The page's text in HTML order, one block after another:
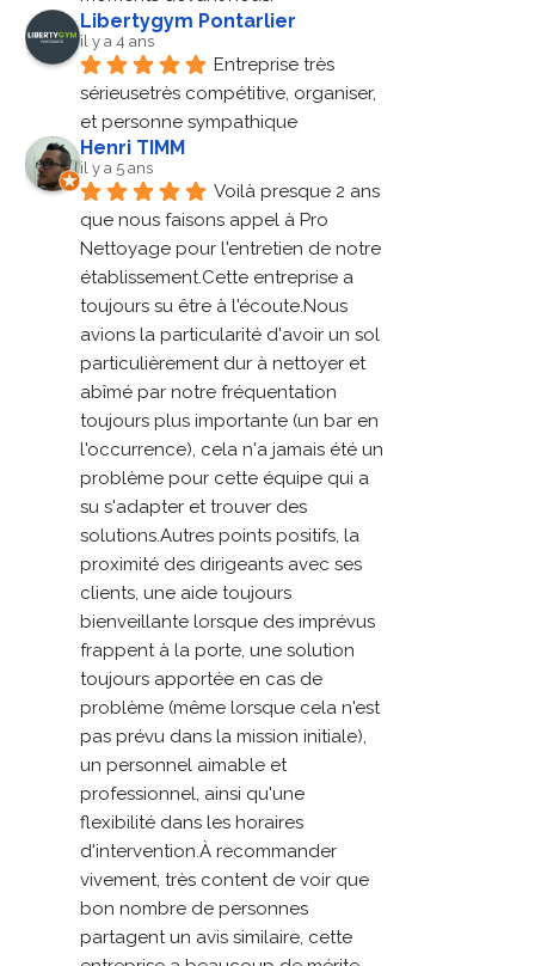
Libertygym Pontarlier
il y a 4 ans
Entreprise très
sérieusetrès compétitive, organiser,
et personne sympathique
Henri TIMM
il y a 5 ans
Voilà presque 2 ans
que nous faisons appel à Pro
Nettoyage pour l'entretien de notre
établissement.Cette entreprise a
toujours su être à l'écoute.Nous
avions la particularité d'avoir un sol
particulièrement dur à nettoyer et
abîmé par notre fréquentation
toujours plus importante (un bar en
l'occurrence), cela n'a jamais été un
problème pour cette équipe qui a
su s'adapter et trouver des
solutions.Autres points positifs, la
proximité des dirigeants avec ses
clients, une aide toujours
bienveillante lorsque des imprévus
frappent à la porte, une solution
toujours apportée en cas de
problème (même lorsque cela n'est
pas prévu dans la mission initiale),
un personnel aimable et
professionnel, ainsi qu'une
flexibilité dans les horaires
d'intervention.À recommander
vivement, très content de voir que
bon nombre de personnes
partagent un avis similaire, cette